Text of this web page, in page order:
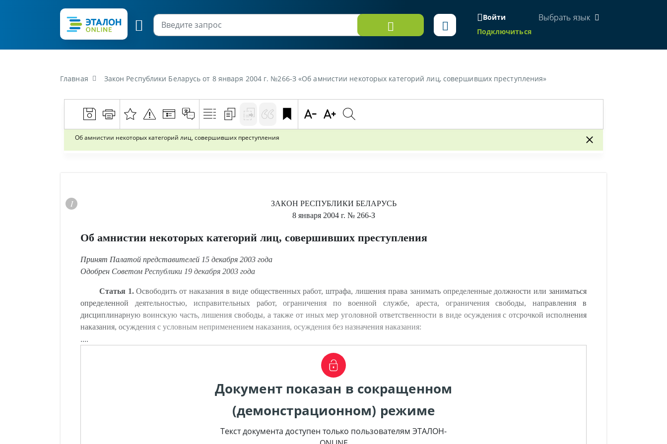
Войти
Подключиться
Выбрать язык
Главная Закон Республики Беларусь от 8 января 2004 г. №266-З «Об амнистии некоторых категорий лиц, совершивших преступления»
Об амнистии некоторых категорий лиц, совершивших преступления
ЗАКОН РЕСПУБЛИКИ БЕЛАРУСЬ
8 января 2004 г. № 266-З
Об амнистии некоторых категорий лиц, совершивших преступления
Принят Палатой представителей 15 декабря 2003 года
Одобрен Советом Республики 19 декабря 2003 года
Статья 1.Освободить от наказания в виде общественных работ, штрафа, лишения права занимать определенные должности или заниматься
определенной деятельностью, исправительных работ, ограничения по военной службе, ареста, ограничения свободы, направления в
дисциплинарную воинскую часть, лишения свободы, а также от иных мер уголовной ответственности в виде осуждения с отсрочкой исполнения
наказания, осуждения с условным неприменением наказания, осуждения без назначения наказания:
....
Документ показан в сокращенном
(демонстрационном) режиме
Текст документа доступен только пользователям ЭТАЛОН-